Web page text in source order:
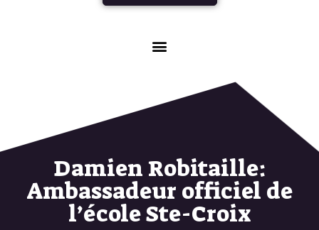
Damien Robitaille:
Ambassadeur officiel de
l’école Ste-Croix